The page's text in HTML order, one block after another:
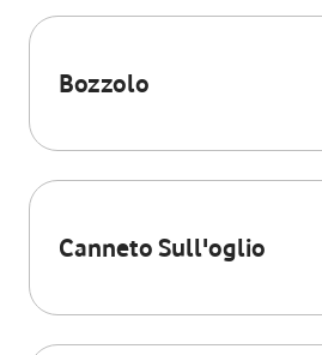
Bozzolo
Canneto Sull'oglio